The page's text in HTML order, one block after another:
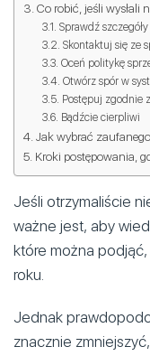
Co robić, jeśli wysłali
Sprawdź
Skontaktuj się ze
Oceń politykę
Otwórz spór w
Postępuj zgodnie
Bądźcie cierpliwi
Jak wybrać
Kroki postępowania,
Jeśli otrzymaliście
ważne jest, aby
które można
roku.
Jednak
znacznie